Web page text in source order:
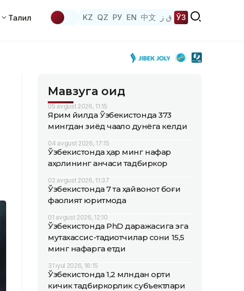
Таҳлил KZ QZ РУ EN 中文 ق ز ЎЗ
Мавзуга оид
05 avgust 2026, 11:15
Ярим йилда Ўзбекистонда 373
мингдан зиёд чақалоқ дунёга келди
04 avgust 2026, 17:15
Ўзбекистонда ҳар минг нафар
аҳолининг қанчаси тадбиркор
02 avgust 2026, 11:37
Ўзбекистонда 7 та ҳайвонот боғи
фаолият юритмоқда
01 avgust 2026, 12:10
Ўзбекистонда PhD даражасига эга
мутахассис-тадқиқотчилар сони 15,5
минг нафарга етди
31 iyul 2026, 16:15
Ўзбекистонда 1,2 млндан ортиқ
кичик тадбиркорлик субъектлари